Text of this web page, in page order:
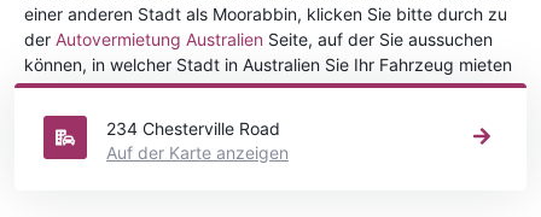
einer anderen Stadt als Moorabbin, klicken Sie bitte durch zu
der Autovermietung Australien Seite, auf der Sie aussuchen
können, in welcher Stadt in Australien Sie Ihr Fahrzeug mieten
wollen.
234 Chesterville Road
Auf der Karte anzeigen